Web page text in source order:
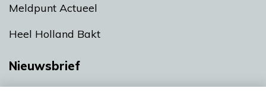
Meldpunt Actueel
Heel Holland Bakt
Nieuwsbrief